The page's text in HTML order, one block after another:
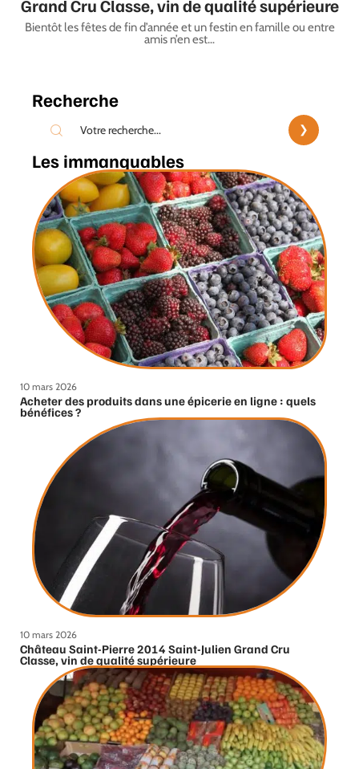
Grand Cru Classe, vin de qualité supérieure
Bientôt les fêtes de fin d’année et un festin en famille ou entre
amis n’en est…
Recherche
Les immanquables
10 mars 2026
Acheter des produits dans une épicerie en ligne : quels
bénéfices ?
10 mars 2026
Château Saint-Pierre 2014 Saint-Julien Grand Cru
Classe, vin de qualité supérieure